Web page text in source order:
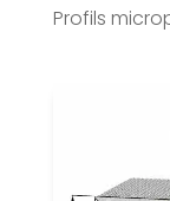
Profils